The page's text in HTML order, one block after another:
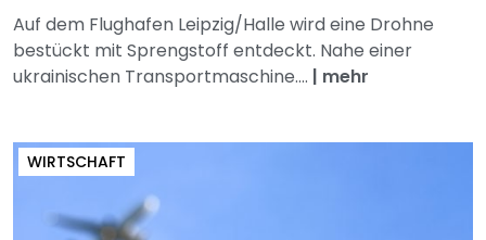
Auf dem Flughafen Leipzig/Halle wird eine Drohne
bestückt mit Sprengstoff entdeckt. Nahe einer
ukrainischen Transportmaschine.... | mehr
WIRTSCHAFT